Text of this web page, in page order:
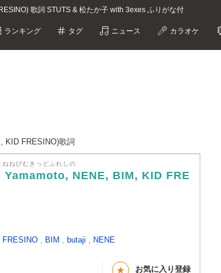
歌詞 STUTS & 松たか子 with 3exes ふりがな付
ランキング タグ ニュース カラオケ
KID FRESINO)歌詞
ねびむきっどふれしの
NENE, BIM, KID FRE
FRESINO , BIM , butaji , NENE
★ お気に入り登録